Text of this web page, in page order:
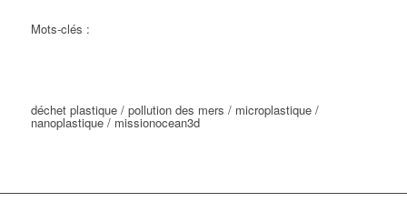
Mots-clés :
déchet plastique / pollution des mers / microplastique /
nanoplastique / missionocean3d